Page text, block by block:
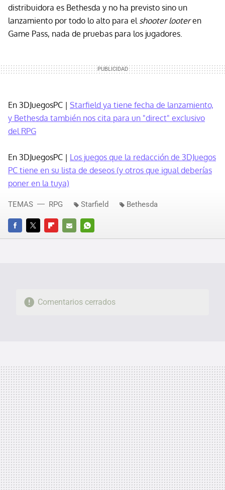
distribuidora es Bethesda y no ha previsto sino un
lanzamiento por todo lo alto para el shooter looteren
Game Pass, nada de pruebas para los jugadores.
En 3DJuegosPC | Starfield ya tiene fecha de lanzamiento,
y Bethesda también nos cita para un "direct" exclusivo
del RPG
En 3DJuegosPC | Los juegos que la redacción de 3DJuegos
PC tiene en su lista de deseos (y otros que igual deberías
poner en la tuya)
FACEBOOKTWITTERFLIPBOARD
E-
WHATSAPP
TEMAS RPG Starfield Bethesda
Comentarios cerrados